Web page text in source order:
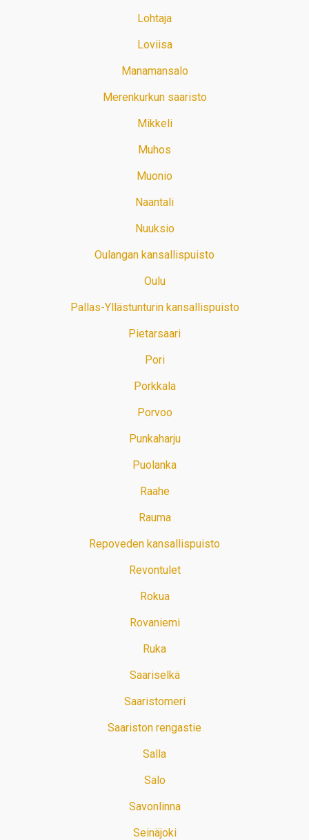
Lohtaja
Loviisa
Manamansalo
Merenkurkun saaristo
Mikkeli
Muhos
Muonio
Naantali
Nuuksio
Oulangan kansallispuisto
Oulu
Pallas-Yllästunturin kansallispuisto
Pietarsaari
Pori
Porkkala
Porvoo
Punkaharju
Puolanka
Raahe
Rauma
Repoveden kansallispuisto
Revontulet
Rokua
Rovaniemi
Ruka
Saariselkä
Saaristomeri
Saariston rengastie
Salla
Salo
Savonlinna
Seinäjoki